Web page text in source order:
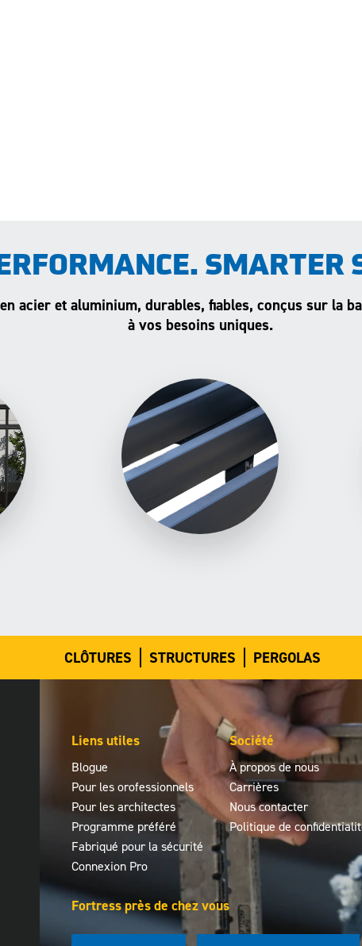
acier et aluminium, durables, fiables, conçus sur la
à vos besoins uniques.
CLÔTURES STRUCTURES PERGOLAS
Liens utiles
Blogue
Pour les orofessionnels
Pour les architectes
Programme préféré
Fabriqué pour la sécurité
Connexion Pro
Société
À propos de nous
Carrières
Nous contacter
Politique de
Fortress près de chez vous